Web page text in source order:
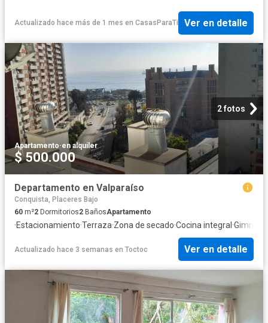
Actualizado hace más de 1 mes en CasasParaTi Ver en detalle
2 fotos
Apartamento·en alquiler
$ 500.000
Departamento en Valparaíso
Conquista, Placeres Bajo
60 m²2 Dormitorios2 BañosApartamento
·Estacionamiento·Terraza·Zona de secado·Cocina integral ·
Actualizado hace 3 semanas en Toctoc Ver en detalle